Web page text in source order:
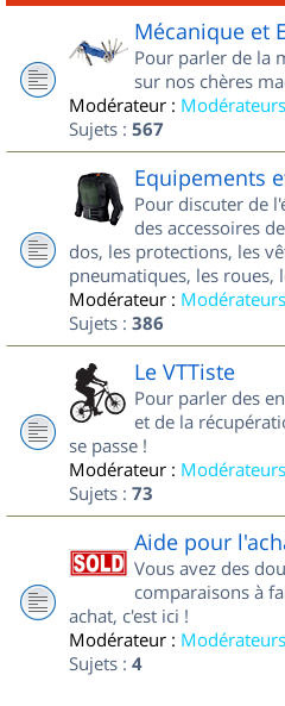
Mécanique et
Pour parler de la
sur nos chères
Modérateur :
Sujets : 567
Equipements
Pour discuter de
des accessoires
dos, les protections, les
pneumatiques, les roues,
Modérateur :
Sujets : 386
Le VTTiste
Pour parler des
et de la
se passe !
Modérateur :
Sujets : 73
Aide pour
Vous avez des
comparaisons à
achat, c'est ici !
Modérateur :
Sujets : 4